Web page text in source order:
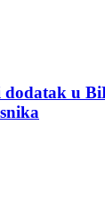
dodatak u